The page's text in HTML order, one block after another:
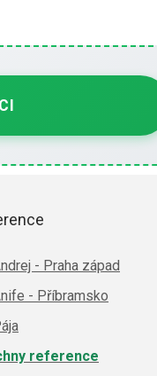
- Praha západ
- Příbramsko
reference